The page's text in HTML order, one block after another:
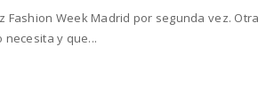
Fashion Week Madrid por segunda vez.
y que...